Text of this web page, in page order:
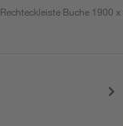
Rechteckleiste Buche 1900